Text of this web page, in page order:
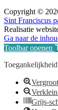
Copyright ©
Sint Franciscus
Realisatie
Ga naar de
Toolbar openen
Toegankelijkheid
Grijs-